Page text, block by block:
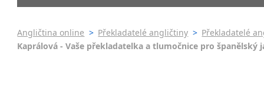
Praha 7
Praha 8
Angličtina online > Překladatelé angličtiny > Překladatelé
Kaprálová - Vaše překladatelka a tlumočnice pro španělský